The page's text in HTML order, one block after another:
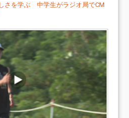
さを学ぶ 中学生がラジオ局でCM